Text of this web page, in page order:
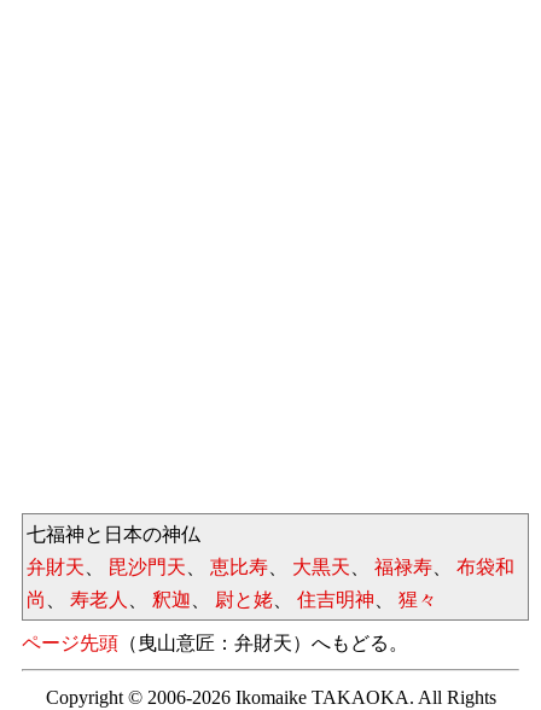
七福神と日本の神仏
弁財天
毘沙門天 恵比寿 大黒天 福禄寿
布袋和
尚
寿老人 釈迦 尉と姥 住吉明神 猩々
ページ先頭 （曳山意匠：弁財天）へもどる。
Copyright © 2006-2026 Ikomaike TAKAOKA. All Rights